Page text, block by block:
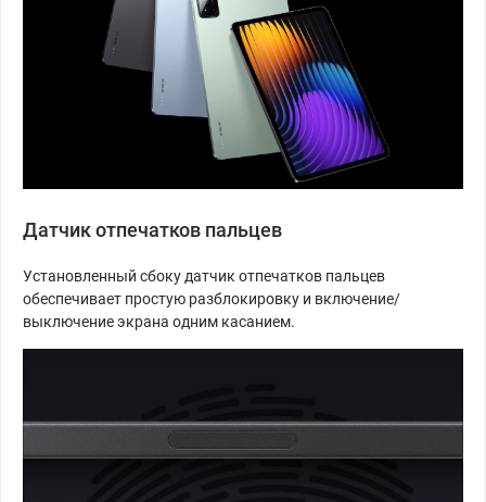
Датчик отпечатков пальцев
Установленный сбоку датчик отпечатков пальцев
обеспечивает простую разблокировку и включение/
выключение экрана одним касанием.